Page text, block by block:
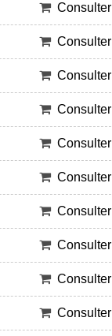
Consulter
Consulter
Consulter
Consulter
Consulter
Consulter
Consulter
Consulter
Consulter
Consulter